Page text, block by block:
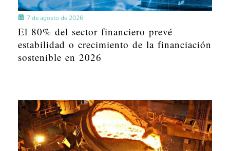
7 de agosto de 2026
El 80% del sector financiero prevé
estabilidad o crecimiento de la financiación
sostenible en 2026